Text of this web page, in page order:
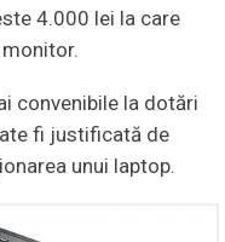
4.000 lei la care
convenibile la dotări
fi justificată de
unui laptop.